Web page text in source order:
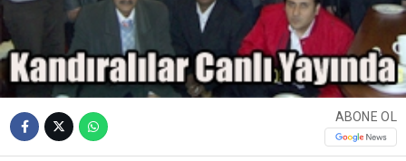
ABONE OL